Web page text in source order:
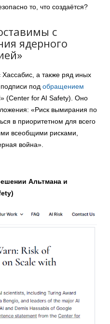
то, что создаётся?
с
ядерного
а также ряд иных
под обращением
(Center for AI Safety). Оно
«Риск вымирания по
в приоритетном для всего
всеобщими рисками,
война».
Альтмана и